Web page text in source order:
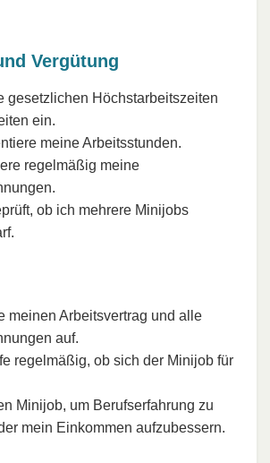
Vergütung
gesetzlichen Höchstarbeitszeiten
ein.
meine Arbeitsstunden.
regelmäßig meine
ob ich mehrere Minijobs
meinen Arbeitsvertrag und alle
auf.
regelmäßig, ob sich der Minijob für
Minijob, um Berufserfahrung zu
mein Einkommen aufzubessern.